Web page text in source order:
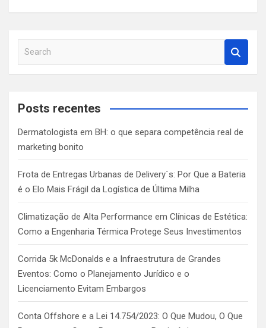
a
cPosts recentes
Dermatologista em BH: o que separa competência real de
marketing bonito
Frota de Entregas Urbanas de Delivery´s: Por Que a Bateria
é o Elo Mais Frágil da Logística de Última Milha
Climatização de Alta Performance em Clínicas de Estética:
Como a Engenharia Térmica Protege Seus Investimentos
Corrida 5k McDonalds e a Infraestrutura de Grandes
Eventos: Como o Planejamento Jurídico e o
Licenciamento Evitam Embargos
Conta Offshore e a Lei 14.754/2023: O Que Mudou, O Que